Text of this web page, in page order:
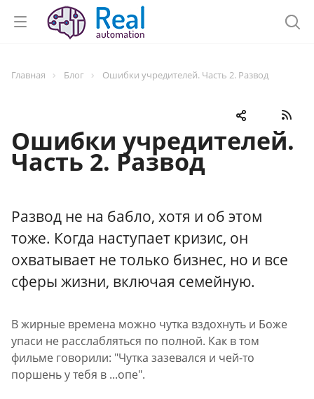
Главная Блог Ошибки учредителей. Часть 2. Развод
Ошибки учредителей.
Часть 2. Развод
Развод не на бабло, хотя и об этом
тоже. Когда наступает кризис, он
охватывает не только бизнес, но и все
сферы жизни, включая семейную.
В жирные времена можно чутка вздохнуть и Боже
упаси не расслабляться по полной. Как в том
фильме говорили: "Чутка зазевался и чей-то
поршень у тебя в ...опе".